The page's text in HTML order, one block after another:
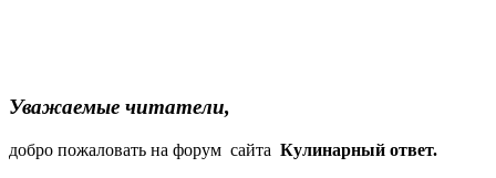
Уважаемые читатели,
добро пожаловать на форум сайта Кулинарный ответ.